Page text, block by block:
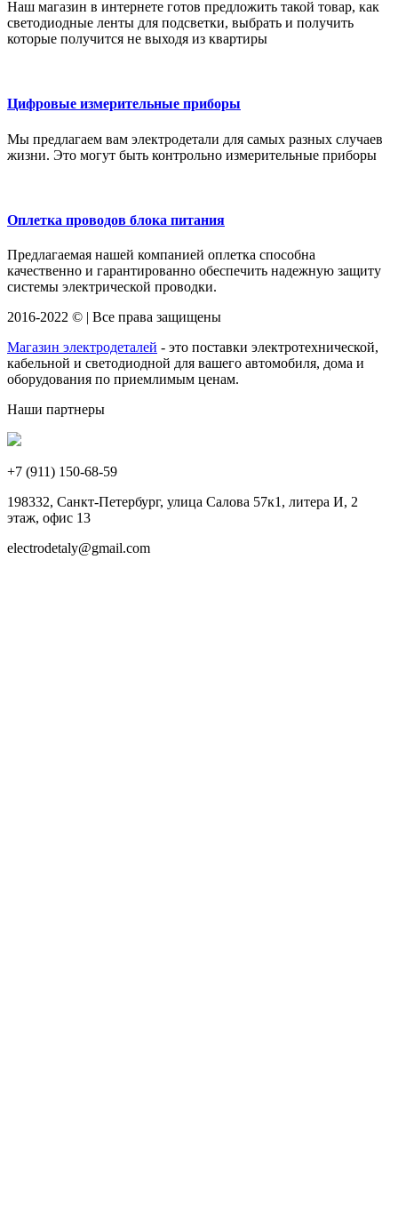
Наш магазин в интернете готов предложить такой товар, как
светодиодные ленты для подсветки, выбрать и получить
которые получится не выходя из квартиры
Цифровые измерительные приборы
Мы предлагаем вам электродетали для самых разных случаев
жизни. Это могут быть контрольно измерительные приборы
Оплетка проводов блока питания
Предлагаемая нашей компанией оплетка способна
качественно и гарантированно обеспечить надежную защиту
системы электрической проводки.
2016-2022 © | Все права защищены
Магазин электродеталей - это поставки электротехнической,
кабельной и светодиодной для вашего автомобиля, дома и
оборудования по приемлимым ценам.
Наши партнеры
+7 (911) 150-68-59
198332, Санкт-Петербург, улица Салова 57к1, литера И, 2
этаж, офис 13
electrodetaly@gmail.com